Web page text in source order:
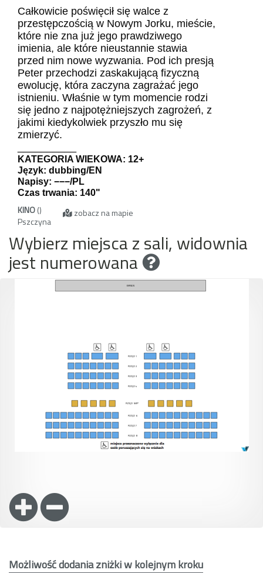
Całkowicie poświęcił się walce z
przestępczością w Nowym Jorku, mieście,
które nie zna już jego prawdziwego
imienia, ale które nieustannie stawia
przed nim nowe wyzwania. Pod ich presją
Peter przechodzi zaskakującą fizyczną
ewolucję, która zaczyna zagrażać jego
istnieniu. Właśnie w tym momencie rodzi
się jedno z najpotężniejszych zagrożeń, z
jakimi kiedykolwiek przyszło mu się
zmierzyć.
KATEGORIA WIEKOWA: 12+
Język: dubbing/EN
Napisy: −−−/PL
Czas trwania: 140"
KINO()
Pszczyna
zobacz na mapie
Wybierz miejsca z sali, widownia
jest numerowana
Możliwość dodania zniżki w kolejnym kroku